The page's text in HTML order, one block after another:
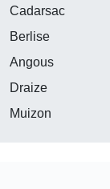
Cadarsac
Berlise
Angous
Draize
Muizon